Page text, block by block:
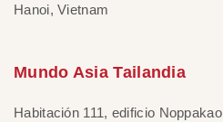
Hanoi, Vietnam
Mundo Asia Tailandia
Habitación 111, edificio Noppakao